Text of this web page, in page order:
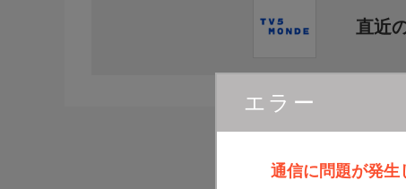
エラー
通信に問題が発
直近